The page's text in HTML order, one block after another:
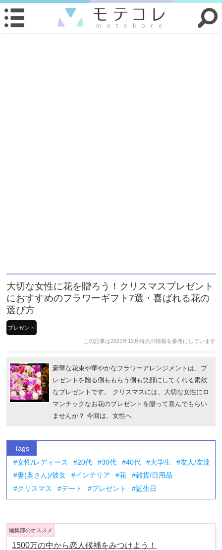
大切な女性に花を贈ろう！クリスマスプレゼント
におすすめのフラワーギフト7選・喜ばれる花の
選び方
プレゼント
この記事は2021年12月時点の情報を参考にしています
豪華な花束や華やかなフラワーアレンジメントは、プ
レゼントを贈る側ももらう側も笑顔にしてくれる素敵
なプレゼントです。 クリスマスには、大切な女性にロ
マンチックなお花のプレゼントを贈って喜んでもらい
ませんか？ 今回は、女性へ
Tags
女性/レディース
20代 30代 40代 大学生
友人/友達
妻(奥さん)/彼女
インテリア 花
雑貨/日用品
クリスマス
デート プレゼント 誕生日
1500万の中から恋人候補をみつけよう！